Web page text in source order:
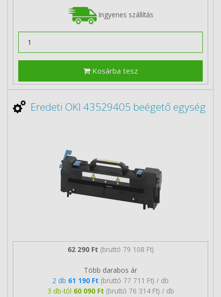
Ingyenes szállítás
Kosárba tesz
Eredeti OKI 43529405 beégető egység
62 290 Ft (bruttó 79 108 Ft)
Több darabos ár
2 db 61 190 Ft (bruttó 77 711 Ft) / db
3 db-tól 60 090 Ft (bruttó 76 314 Ft) / db